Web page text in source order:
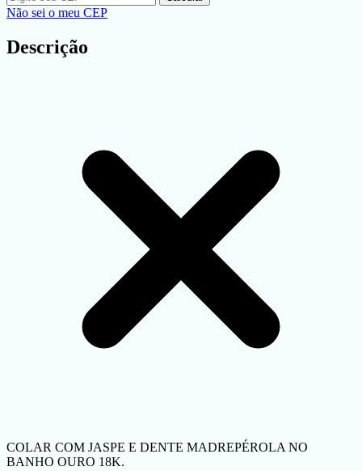
Não sei o meu CEP
Descrição
COLAR COM JASPE E DENTE MADREPÉROLA NO
BANHO OURO 18K.